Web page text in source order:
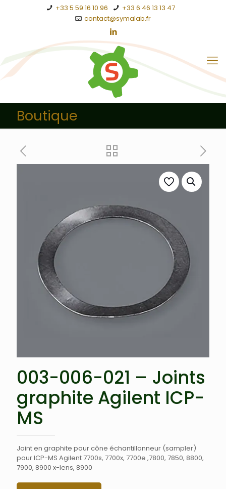
+33 5 59 16 10 96
+33 6 46 13 13 47
contact@symalab.fr
Boutique
003-006-021 – Joints
graphite Agilent ICP-
MS
Joint en graphite pour cône échantillonneur (sampler)
pour ICP-MS Agilent 7700s, 7700x, 7700e ,7800, 7850, 8800,
7900, 8900 x-lens, 8900